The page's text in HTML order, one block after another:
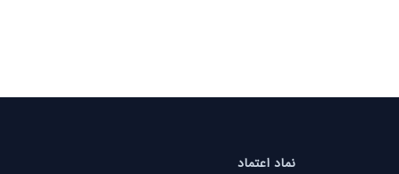
نماد اعتماد